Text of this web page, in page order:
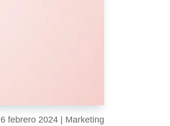
6 febrero 2024| Marketing